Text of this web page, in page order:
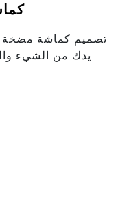
تصميم كماشة مضخة